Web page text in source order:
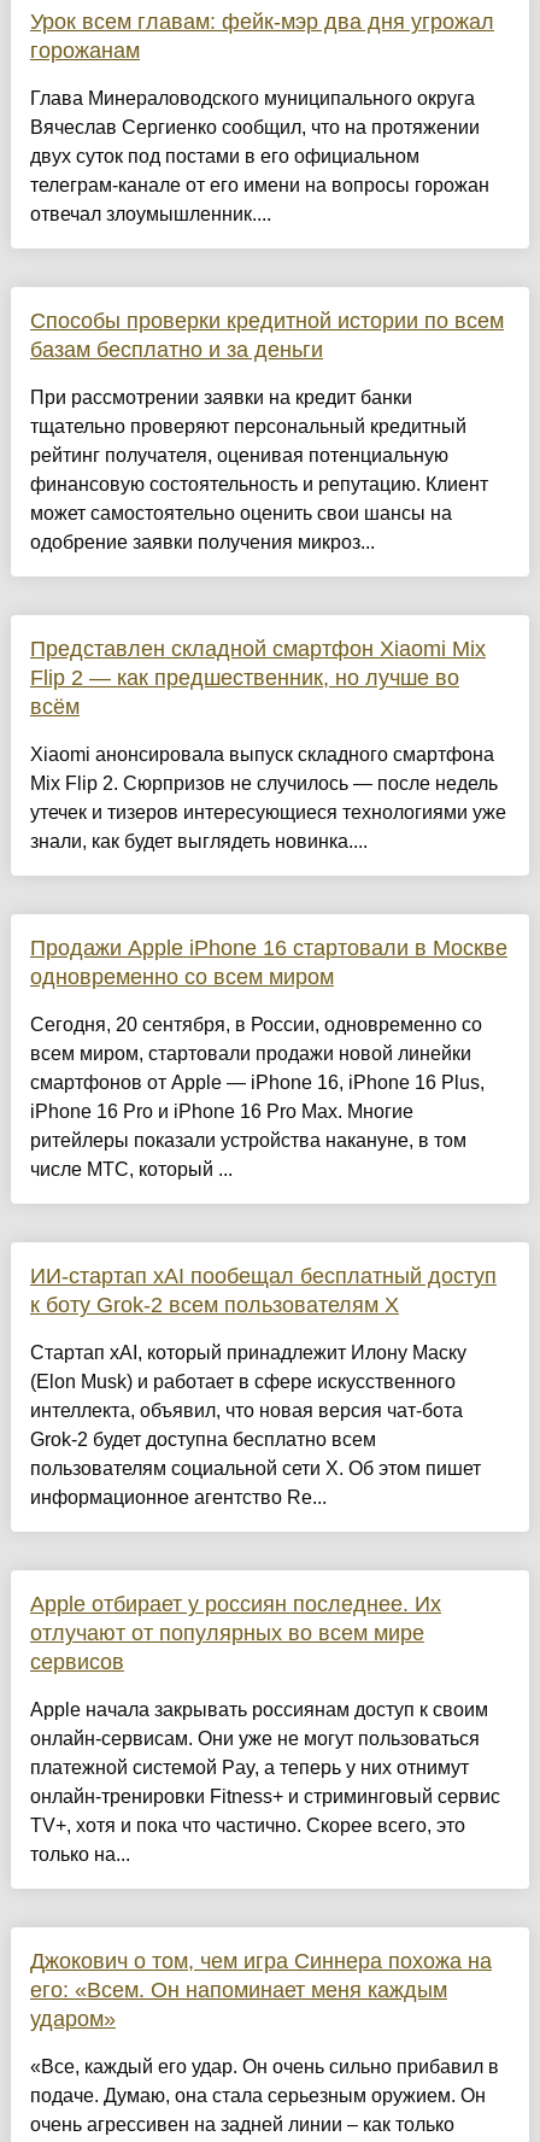
Урок всем главам: фейк-мэр два дня угрожал
горожанам
Глава Минераловодского муниципального округа
Вячеслав Сергиенко сообщил, что на протяжении
двух суток под постами в его официальном
телеграм-канале от его имени на вопросы горожан
отвечал злоумышленник....
Способы проверки кредитной истории по всем
базам бесплатно и за деньги
При рассмотрении заявки на кредит банки
тщательно проверяют персональный кредитный
рейтинг получателя, оценивая потенциальную
финансовую состоятельность и репутацию. Клиент
может самостоятельно оценить свои шансы на
одобрение заявки получения микроз...
Представлен складной смартфон Xiaomi Mix
Flip 2 — как предшественник, но лучше во
всём
Xiaomi анонсировала выпуск складного смартфона
Mix Flip 2. Сюрпризов не случилось — после недель
утечек и тизеров интересующиеся технологиями уже
знали, как будет выглядеть новинка....
Продажи Apple iPhone 16 стартовали в Москве
одновременно со всем миром
Сегодня, 20 сентября, в России, одновременно со
всем миром, стартовали продажи новой линейки
смартфонов от Apple — iPhone 16, iPhone 16 Plus,
iPhone 16 Pro и iPhone 16 Pro Max. Многие
ритейлеры показали устройства накануне, в том
числе МТС, который ...
ИИ-стартап xAI пообещал бесплатный доступ
к боту Grok-2 всем пользователям X
Стартап xAI, который принадлежит Илону Маску
(Elon Musk) и работает в сфере искусственного
интеллекта, объявил, что новая версия чат-бота
Grok-2 будет доступна бесплатно всем
пользователям социальной сети X. Об этом пишет
информационное агентство Re...
Apple отбирает у россиян последнее. Их
отлучают от популярных во всем мире
сервисов
Apple начала закрывать россиянам доступ к своим
онлайн-сервисам. Они уже не могут пользоваться
платежной системой Pay, а теперь у них отнимут
онлайн-тренировки Fitness+ и стриминговый сервис
TV+, хотя и пока что частично. Скорее всего, это
только на...
Джокович о том, чем игра Синнера похожа на
его: «Всем. Он напоминает меня каждым
ударом»
«Все, каждый его удар. Он очень сильно прибавил в
подаче. Думаю, она стала серьезным оружием. Он
очень агрессивен на задней линии – как только